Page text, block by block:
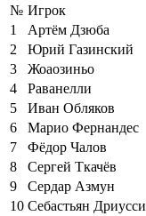
№ Игрок
1
Артём Дзюба
2
Юрий Газинский
3
Жоаозиньо
4
Раванелли
5
Иван Обляков
6
Марио Фернандес
7
Фёдор Чалов
8
Сергей Ткачёв
9
Сердар Азмун
10 Себастьян Дриусси